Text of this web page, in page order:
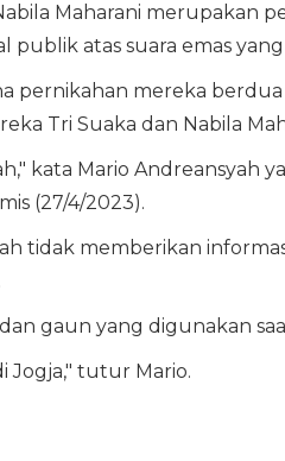
Maharani merupakan
atas suara emas yang
pernikahan mereka
Tri Suaka dan Nabila
kata Mario Andreansyah
(27/4/2023).
tidak memberikan
gaun yang digunakan
Jogja," tutur Mario.